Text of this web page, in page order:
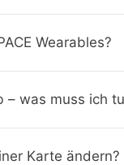
Wearables?
– was muss ich
Karte ändern?